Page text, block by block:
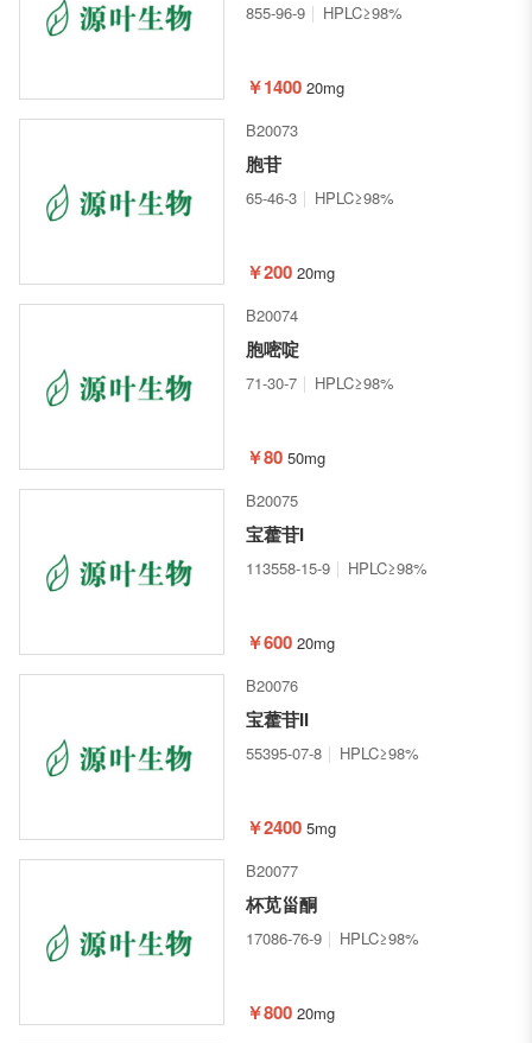
855-96-9 HPLC≥98%
￥1400 20mg
B20073
胞苷
65-46-3 HPLC≥98%
￥200 20mg
B20074
胞嘧啶
71-30-7 HPLC≥98%
￥80 50mg
B20075
宝藿苷I
113558-15-9 HPLC≥98%
￥600 20mg
B20076
宝藿苷II
55395-07-8 HPLC≥98%
￥2400 5mg
B20077
杯苋甾酮
17086-76-9 HPLC≥98%
￥800 20mg